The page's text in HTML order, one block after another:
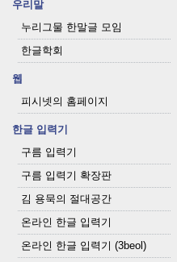
우리말
누리그물 한말글 모임
한글학회
웹
피시넷의 홈페이지
한글 입력기
구름 입력기
구름 입력기 확장판
김 용묵의 절대공간
온라인 한글 입력기
온라인 한글 입력기 (3beol)